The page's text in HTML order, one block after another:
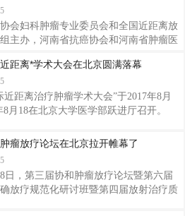
会妇科肿瘤专业委员会和全国近距离放
主办，河南省抗癌协会和河南省肿瘤医
河南省郑州市召开。广州富瑞医疗科技
面简称为广州富瑞)作为主要的参展商出
。
距离*学术大会在北京圆满落幕
近距离治疗肿瘤学术大会”于2017年8月
8月18在北京大学医学部跃进厅召开。
瘤放疗论坛在北京拉开帷幕了
日，第三届协和肿瘤放疗论坛暨第六届
放疗规范化研讨班暨第四届放射治疗质